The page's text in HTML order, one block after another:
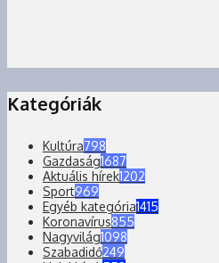
Kategóriák
Kultúra798
Gazdaság1687
Aktuális hírek1202
Sport969
Egyéb kategória1415
Koronavírus855
Nagyvilág1098
Szabadidő249